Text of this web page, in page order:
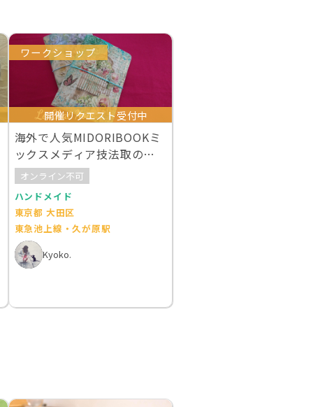
ワークショップ
開催リクエスト受付中
海外で人気MIDORIBOOKミ
ックスメディア技法取のデ
コパージュ
オンライン不可
ハンドメイド
東京都 大田区
東急池上線・久が原駅
Kyoko.